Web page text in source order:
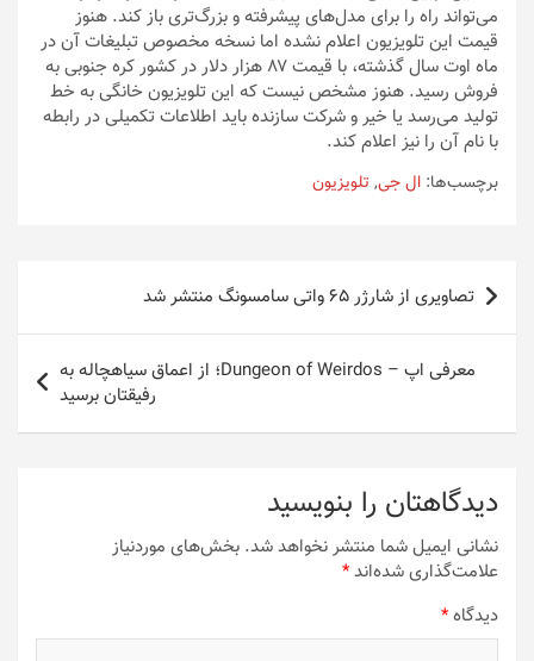
می‌تواند راه را برای مدل‌های پیشرفته و بزرگ‌تری باز کند. هنوز
قیمت این تلویزیون اعلام نشده اما نسخه مخصوص تبلیغات آن در
ماه اوت سال گذشته، با قیمت ۸۷ هزار دلار در کشور کره جنوبی به
فروش رسید. هنوز مشخص نیست که این تلویزیون خانگی به خط
تولید می‌رسد یا خیر و شرکت سازنده باید اطلاعات تکمیلی در رابطه
با نام آن را نیز اعلام کند.
برچسب‌ها: ال جی, تلویزیون
راهبری
نوشته
تصاویری از شارژر ۶۵ واتی سامسونگ منتشر شد
معرفی اپ – Dungeon of Weirdos؛ از اعماق سیاهچاله به
رفیقتان برسید
دیدگاهتان را بنویسید
نشانی ایمیل شما منتشر نخواهد شد. بخش‌های موردنیاز
علامت‌گذاری شده‌اند*
دیدگاه*